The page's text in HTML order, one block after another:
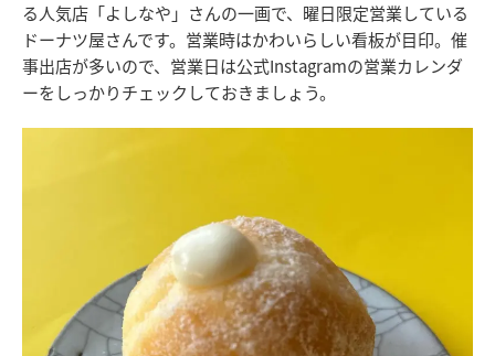
る人気店「よしなや」さんの一画で、曜日限定営業している
ドーナツ屋さんです。営業時はかわいらしい看板が目印。催
事出店が多いので、営業日は公式Instagramの営業カレンダ
ーをしっかりチェックしておきましょう。